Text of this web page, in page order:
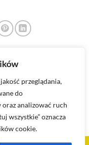
przeglądania,
do
analizować ruch
wszystkie” oznacza
cookie.
są koszty transportu
domu modułowego?